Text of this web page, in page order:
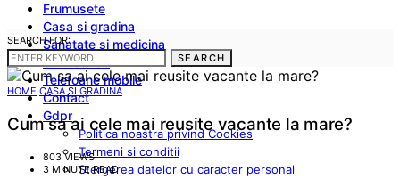
Frumusete
Casa si gradina
Sanatate si medicina
Cum sa fac
Telefoane mobile
Contact
Gdpr
Politica noastra privind Cookies
Termeni si conditii
Stergerea datelor cu caracter personal
SEARCH FOR:
SEARCH
HOME CASA SI GRADINA
Cum sa ai cele mai reusite vacante la mare?
803 VIEWS
3 MINUTE READ